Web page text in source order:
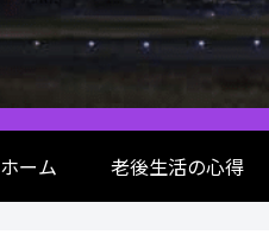
ホーム 老後生活の心得